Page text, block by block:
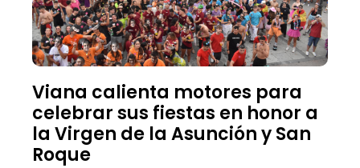
Viana calienta motores para
celebrar sus fiestas en honor a
la Virgen de la Asunción y San
Roque